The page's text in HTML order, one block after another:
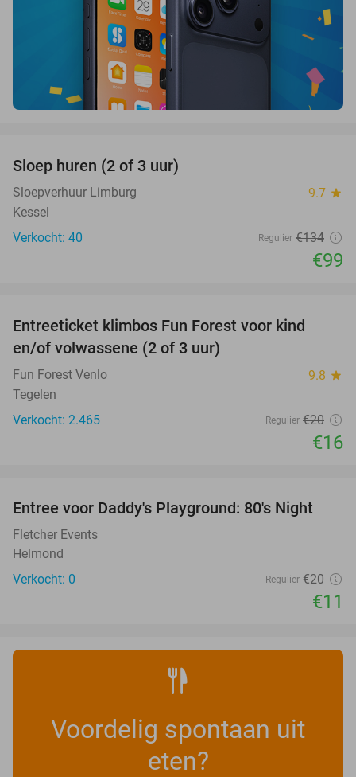
Sloep huren (2 of 3 uur)
Sloepverhuur Limburg 9.7 star
Kessel
Verkocht: 40
Regulier €134
€99
Entreeticket klimbos Fun Forest voor kind
en/of volwassene (2 of 3 uur)
Fun Forest Venlo 9.8 star
Tegelen
Verkocht: 2.465
Regulier €20
€16
45%
TODAY
Entree voor Daddy's Playground: 80's Night
Fletcher Events
Helmond
Verkocht: 0
Regulier €20
€11
Voordelig spontaan uit
eten?